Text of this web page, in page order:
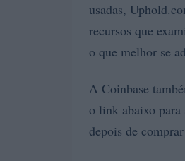
usadas,
recursos que
o que melhor se
A Coinbase
o link abaixo para
depois de